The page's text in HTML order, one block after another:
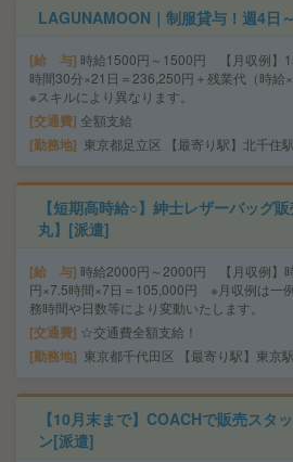
LAGUNAMOON｜制服貸与！週4日
給 与 時給1500円～1500円 【月収例】
時間30分×21日＝236,250円＋残業代（時給
※スキルにより異なります。
交通費 全額支給
勤務地 東京都足立区 【最寄り駅】北千住駅
【短期高時給○】紳士レザーバッグ
丸】[派遣]
給 与 時給2000円～2000円 【月収例】
円×7.5時間×7日＝105,000円 ※月収例は一
務時間や日数等により変動いたします。
交通費 ☆交通費全額支給！
勤務地 東京都千代田区 【最寄り駅】東京駅
【10月末まで】COACHで販売スタ
ン[派遣]